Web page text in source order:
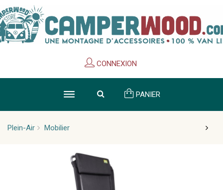
CONNEXION
PANIER
Plein-Air Mobilier
Cookies management panel